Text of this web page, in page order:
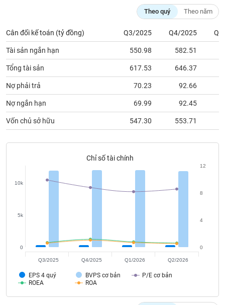
Theo quý Theo năm
Cân đối kế toán (tỷ đồng) Q3/2025 Q4/2025
Tài sản ngắn hạn 550.98 582.51
Tổng tài sản 617.53 646.37
Nợ phải trả 70.23 92.66
Nợ ngắn hạn 69.99 92.45
Vốn chủ sở hữu 547.30 553.71
Chỉ số tài chính
EPS 4 quý BVPS cơ bản
P/E cơ bản
ROEA
ROA
0
5k
10k
0
4
8
12
Q3/2025 Q4/2025 Q1/2026 Q2/2026
cụ
đầu
tư
Truyền
thông
tài
chính
Dữ